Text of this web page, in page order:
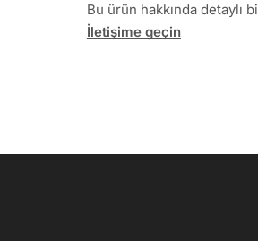
Bu ürün hakkında detaylı
İletişime geçin